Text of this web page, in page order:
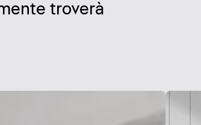
troverà